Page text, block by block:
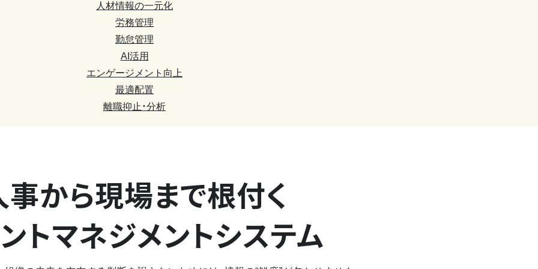
人材情報の一元化
労務管理
勤怠管理
AI活用
エンゲージメント向上
最適配置
離職抑止・分析
事から現場まで根付く
トマネジメントシステム